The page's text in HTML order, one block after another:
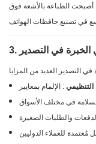
أصبحت الطباعة بالأشعة فوق
الخبرة في التصدير
التنظيمي
في مختلف الأسواق
والطلبات الصغيرة
مُعتمدة للعملاء الدوليين